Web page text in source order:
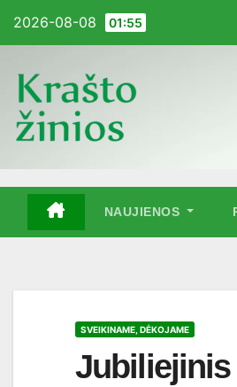
2026-08-08 01:55
NAUJIENOS
SVEIKINAME, DĖKOJAME
Jubiliejinis